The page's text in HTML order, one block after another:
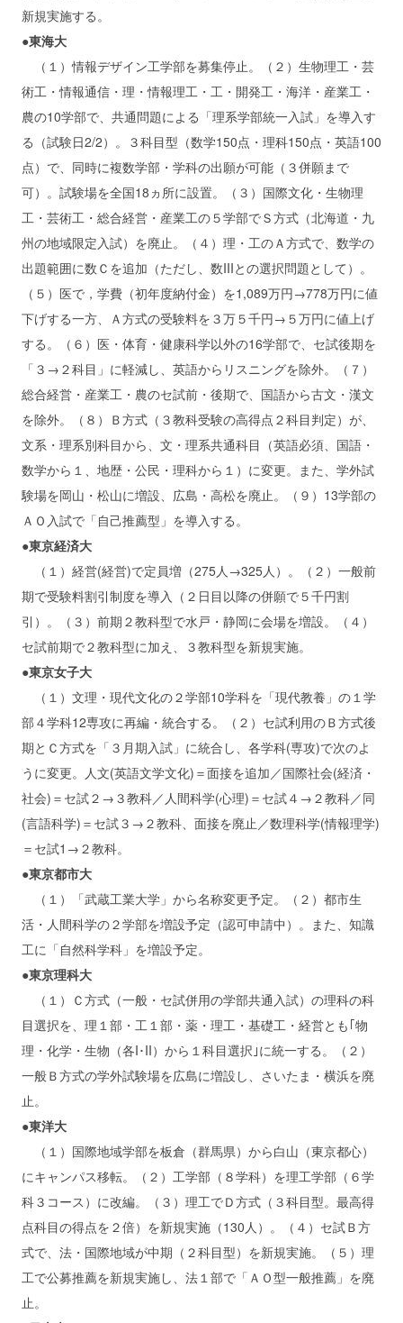
新規実施する。
●東海大
（１）情報デザイン工学部を募集停止。（２）生物理工・芸
術工・情報通信・理・情報理工・工・開発工・海洋・産業工・
農の10学部で、共通問題による「理系学部統一入試」を導入す
る（試験日2/2）。３科目型（数学150点・理科150点・英語100
点）で、同時に複数学部・学科の出願が可能（３併願まで
可）。試験場を全国18ヵ所に設置。（３）国際文化・生物理
工・芸術工・総合経営・産業工の５学部でＳ方式（北海道・九
州の地域限定入試）を廃止。（４）理・工のＡ方式で、数学の
出題範囲に数Ｃを追加（ただし、数IIIとの選択問題として）。
（５）医で，学費（初年度納付金）を1,089万円→778万円に値
下げする一方、Ａ方式の受験料を３万５千円→５万円に値上げ
する。（６）医・体育・健康科学以外の16学部で、セ試後期を
「３→２科目」に軽減し、英語からリスニングを除外。（７）
総合経営・産業工・農のセ試前・後期で、国語から古文・漢文
を除外。（８）Ｂ方式（３教科受験の高得点２科目判定）が、
文系・理系別科目から、文・理系共通科目（英語必須、国語・
数学から１、地歴・公民・理科から１）に変更。また、学外試
験場を岡山・松山に増設、広島・高松を廃止。（９）13学部の
ＡＯ入試で「自己推薦型」を導入する。
●東京経済大
（１）経営(経営)で定員増（275人→325人）。（２）一般前
期で受験料割引制度を導入（２日目以降の併願で５千円割
引）。（３）前期２教科型で水戸・静岡に会場を増設。（４）
セ試前期で２教科型に加え、３教科型を新規実施。
●東京女子大
（１）文理・現代文化の２学部10学科を「現代教養」の１学
部４学科12専攻に再編・統合する。（２）セ試利用のＢ方式後
期とＣ方式を「３月期入試」に統合し、各学科(専攻)で次のよ
うに変更。人文(英語文学文化)＝面接を追加／国際社会(経済・
社会)＝セ試２→３教科／人間科学(心理)＝セ試４→２教科／同
(言語科学)＝セ試３→２教科、面接を廃止／数理科学(情報理学)
＝セ試1→２教科。
●東京都市大
（１）「武蔵工業大学」から名称変更予定。（２）都市生
活・人間科学の２学部を増設予定（認可申請中）。また、知識
工に「自然科学科」を増設予定。
●東京理科大
（１）Ｃ方式（一般・セ試併用の学部共通入試）の理科の科
目選択を、理１部・工１部・薬・理工・基礎工・経営とも｢物
理・化学・生物（各I･II）から１科目選択｣に統一する。（２）
一般Ｂ方式の学外試験場を広島に増設し、さいたま・横浜を廃
止。
●東洋大
（１）国際地域学部を板倉（群馬県）から白山（東京都心）
にキャンパス移転。（２）工学部（８学科）を理工学部（６学
科３コース）に改編。（３）理工でＤ方式（３科目型。最高得
点科目の得点を２倍）を新規実施（130人）。（４）セ試Ｂ方
式で、法・国際地域が中期（２科目型）を新規実施。（５）理
工で公募推薦を新規実施し、法１部で「ＡＯ型一般推薦」を廃
止。